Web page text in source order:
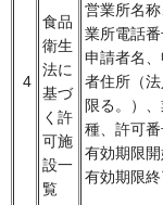
4
食品
衛生
法に
基づ
く許
可施
設一
覧
営業所名
業所電話番
申請者名
者住所（
限る。）
種、許可番
有効期限開
有効期限終